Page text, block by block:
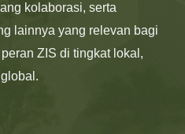
kolaborasi, serta
lainnya yang relevan bagi
ZIS di tingkat lokal,